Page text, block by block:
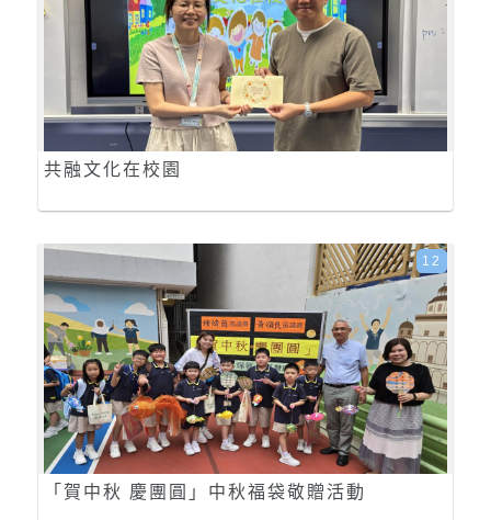
共融文化在校園
「賀中秋 慶團圓」中秋福袋敬贈活動
12